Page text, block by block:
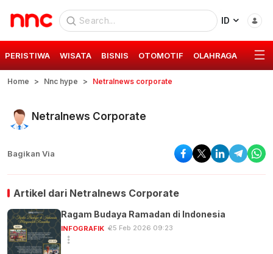
ID
PERISTIWA WISATA BISNIS OTOMOTIF OLAHRAGA GAYA
Home Nnc hype Netralnews corporate
Netralnews Corporate
Bagikan Via
Artikel dari Netralnews Corporate
Ragam Budaya Ramadan di Indonesia
INFOGRAFIK 25 Feb 2026 09:23